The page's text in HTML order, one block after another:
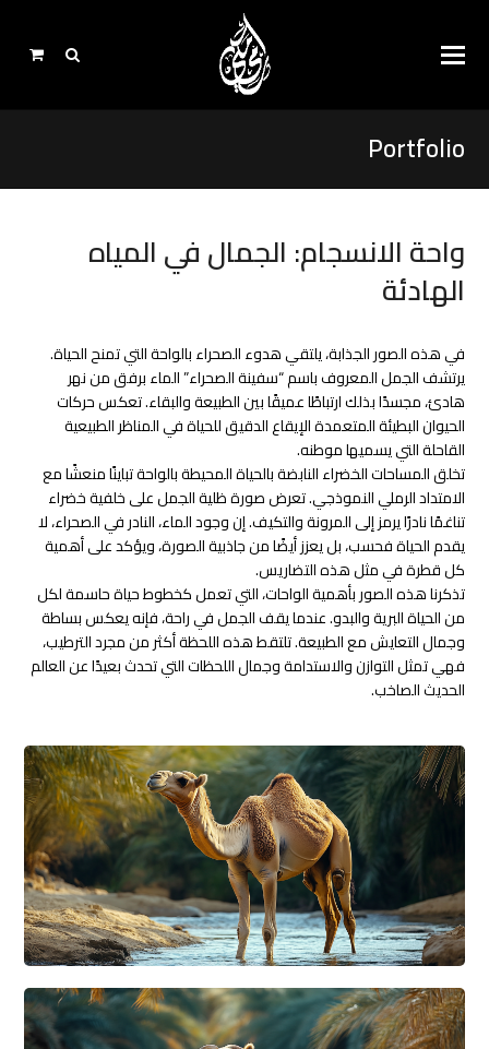
Portfolio
واحة الانسجام: الجمال في المياه
الهادئة
في هذه الصور الجذابة، يلتقي هدوء الصحراء بالواحة التي تمنح الحياة.
يرتشف الجمل المعروف باسم “سفينة الصحراء” الماء برفق من نهر
هادئ، مجسدًا بذلك ارتباطًا عميقًا بين الطبيعة والبقاء. تعكس حركات
الحيوان البطيئة المتعمدة الإيقاع الدقيق للحياة في المناظر الطبيعية
القاحلة التي يسميها موطنه.
تخلق المساحات الخضراء النابضة بالحياة المحيطة بالواحة تباينًا منعشًا مع
الامتداد الرملي النموذجي. تعرض صورة ظلية الجمل على خلفية خضراء
تناغمًا نادرًا يرمز إلى المرونة والتكيف. إن وجود الماء، النادر في الصحراء، لا
يقدم الحياة فحسب، بل يعزز أيضًا من جاذبية الصورة، ويؤكد على أهمية
كل قطرة في مثل هذه التضاريس.
تذكرنا هذه الصور بأهمية الواحات، التي تعمل كخطوط حياة حاسمة لكل
من الحياة البرية والبدو. عندما يقف الجمل في راحة، فإنه يعكس بساطة
وجمال التعايش مع الطبيعة. تلتقط هذه اللحظة أكثر من مجرد الترطيب،
فهي تمثل التوازن والاستدامة وجمال اللحظات التي تحدث بعيدًا عن العالم
الحديث الصاخب.